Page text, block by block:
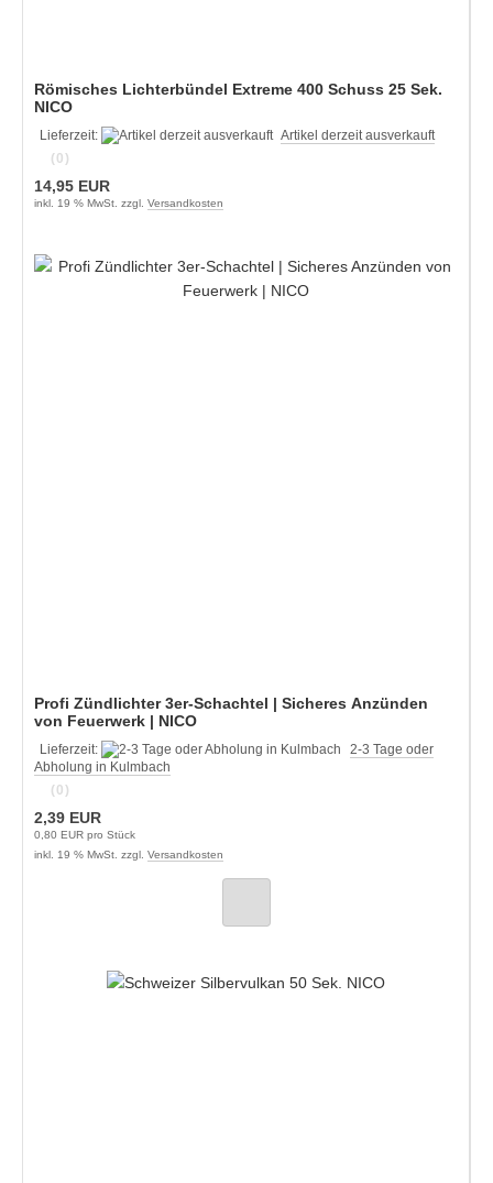
Römisches Lichterbündel Extreme 400 Schuss 25 Sek.
NICO
Lieferzeit:
Artikel derzeit ausverkauft
(0)
14,95 EUR
inkl. 19 % MwSt. zzgl. Versandkosten
Profi Zündlichter 3er-Schachtel | Sicheres Anzünden
von Feuerwerk | NICO
Lieferzeit:
2-3 Tage oder
Abholung in Kulmbach
(0)
2,39 EUR
0,80 EUR pro Stück
inkl. 19 % MwSt. zzgl. Versandkosten